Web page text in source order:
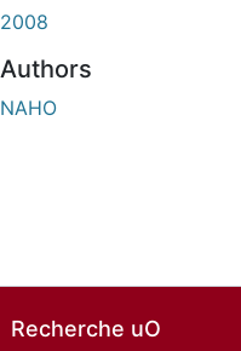
2008
Authors
NAHO
Recherche uO